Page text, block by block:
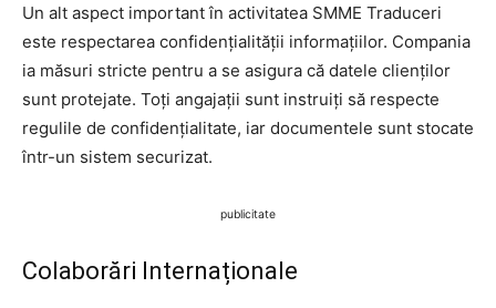
Un alt aspect important în activitatea SMME Traduceri
este respectarea confidențialității informațiilor. Compania
ia măsuri stricte pentru a se asigura că datele clienților
sunt protejate. Toți angajații sunt instruiți să respecte
regulile de confidențialitate, iar documentele sunt stocate
într-un sistem securizat.
publicitate
Colaborări Internaționale